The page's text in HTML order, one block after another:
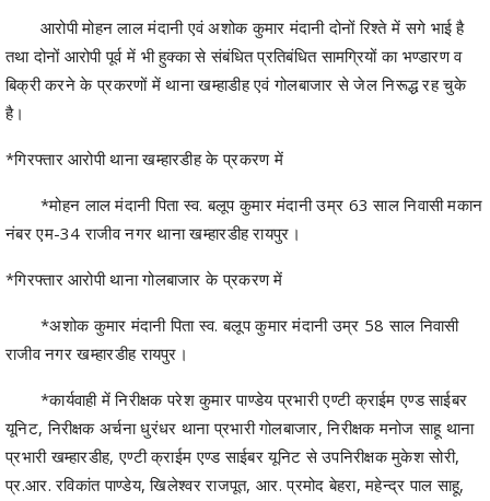
आरोपी मोहन लाल मंदानी एवं अशोक कुमार मंदानी दोनों रिश्ते में सगे भाई है
तथा दोनों आरोपी पूर्व में भी हुक्का से संबंधित प्रतिबंधित सामग्रियों का भण्डारण व
बिक्री करने के प्रकरणों में थाना खम्हाडीह एवं गोलबाजार से जेल निरूद्ध रह चुके
है।
*गिरफ्तार आरोपी थाना खम्हारडीह के प्रकरण में
*मोहन लाल मंदानी पिता स्व. बलूप कुमार मंदानी उम्र 63 साल निवासी मकान
नंबर एम-34 राजीव नगर थाना खम्हारडीह रायपुर।
*गिरफ्तार आरोपी थाना गोलबाजार के प्रकरण में
*अशोक कुमार मंदानी पिता स्व. बलूप कुमार मंदानी उम्र 58 साल निवासी
राजीव नगर खम्हारडीह रायपुर।
*कार्यवाही में निरीक्षक परेश कुमार पाण्डेय प्रभारी एण्टी क्राईम एण्ड साईबर
यूनिट, निरीक्षक अर्चना धुरंधर थाना प्रभारी गोलबाजार, निरीक्षक मनोज साहू थाना
प्रभारी खम्हारडीह, एण्टी क्राईम एण्ड साईबर यूनिट से उपनिरीक्षक मुकेश सोरी,
प्र.आर. रविकांत पाण्डेय, खिलेश्वर राजपूत, आर. प्रमोद बेहरा, महेन्द्र पाल साहू,